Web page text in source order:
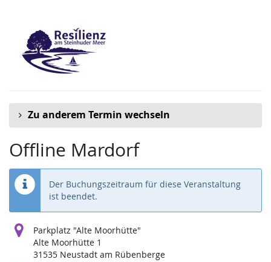
Inhalt
springen
Zu anderem Termin wechseln
Offline Mardorf
Der Buchungszeitraum für diese Veranstaltung
ist beendet.
Parkplatz "Alte Moorhütte"
Alte Moorhütte 1
31535 Neustadt am Rübenberge